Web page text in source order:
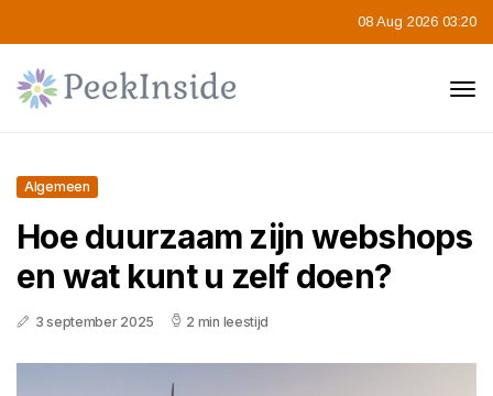
08 Aug 2026 03:20
Algemeen
Hoe duurzaam zijn webshops
en wat kunt u zelf doen?
3 september 2025 2 min leestijd